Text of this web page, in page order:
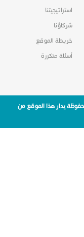
استراتيجيتنا
شركاؤنا
خريطة الموقع
أسئلة متكررة
يدار هذا الموقع من